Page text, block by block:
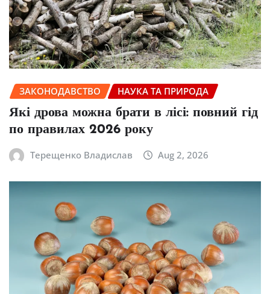
ЗАКОНОДАВСТВО НАУКА ТА ПРИРОДА
Які дрова можна брати в лісі: повний гід
по правилах 2026 року
Терещенко Владислав Aug 2, 2026